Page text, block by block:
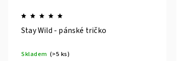
Stay Wild - pánské tričko
Skladem (>5 ks)